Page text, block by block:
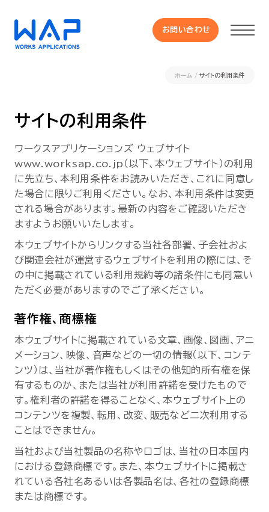
お問い合わせ
OXYGラインナップ
事例
セミナー
お役立ち情報
採用
会社情報
EN
ホーム サイトの利用条件
サイトの利用条件
ワークスアプリケーションズ ウェブサイト
www.worksap.co.jp（以下、本ウェブサイト）の利用
に先立ち、本利用条件をお読みいただき、これに同意し
た場合に限りご利用ください。なお、本利用条件は変更
される場合があります。最新の内容をご確認いただき
ますようお願いいたします。
本ウェブサイトからリンクする当社各部署、子会社およ
び関連会社が運営するウェブサイトを利用の際には、そ
の中に掲載されている利用規約等の諸条件にも同意い
ただく必要がありますのでご了承ください。
著作権、商標権
本ウェブサイトに掲載されている文章、画像、図画、アニ
メーション、映像、音声などの一切の情報（以下、コンテ
ンツ）は、当社が著作権もしくはその他知的所有権を保
有するものか、または当社が利用許諾を受けたもので
す。権利者の許諾を得ることなく、本ウェブサイト上の
コンテンツを複製、転用、改変、販売など二次利用する
ことはできません。
当社および当社製品の名称やロゴは、当社の日本国内
における登録商標です。また、本ウェブサイトに掲載さ
れている各社名あるいは各製品名は、各社の登録商標
または商標です。
お問い合わせ